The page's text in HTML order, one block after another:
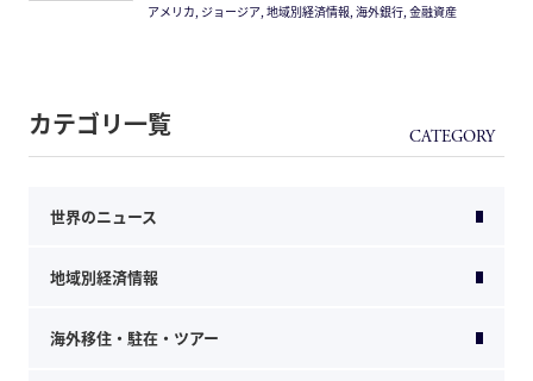
アメリカ, ジョージア, 地域別経済情報, 海外銀行, 金融資産
カテゴリ一覧
世界のニュース
地域別経済情報
海外移住・駐在・ツアー